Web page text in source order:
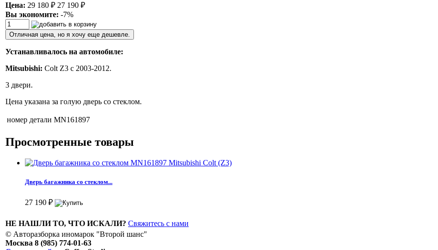
Цена: 29 180 ₽ 27 190 ₽
Вы экономите: -7%
Отличная цена, но я хочу еще дешевле.
Устанавливалось на автомобиле:
Mitsubishi: Colt Z3 c 2003-2012.
3 двери.
Цена указана за голую дверь со стеклом.
номер детали MN161897
Просмотренные товары
Дверь багажника со стеклом...
27 190 ₽
НЕ НАШЛИ ТО, ЧТО ИСКАЛИ? Свяжитесь с нами
© Авторазборка иномарок "Второй шанс"
Москва 8 (985) 774-01-63